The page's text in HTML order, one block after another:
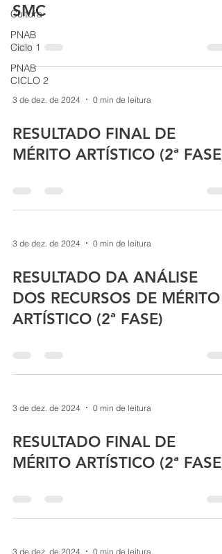
Cultura
PNAB
Ciclo 1
PNAB
CICLO 2
SMC
3 de dez. de 2024 0 min de leitura
RESULTADO FINAL DE
MÉRITO ARTÍSTICO (2ª FASE)
3 de dez. de 2024 0 min de leitura
RESULTADO DA ANÁLISE
DOS RECURSOS DE MÉRITO
ARTÍSTICO (2ª FASE)
3 de dez. de 2024 0 min de leitura
RESULTADO FINAL DE
MÉRITO ARTÍSTICO (2ª FASE)
3 de dez. de 2024 0 min de leitura